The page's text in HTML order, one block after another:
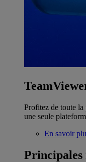
Profitez de toute la
une seule
En savoir
Principales